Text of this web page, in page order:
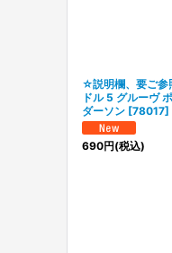
☆説明欄、要ご参
ドル 5 グルーヴ
ダーソン [78017]
690円(税込)